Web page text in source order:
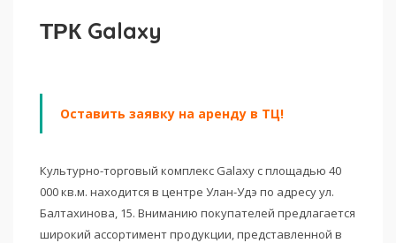
ТРК Galaxy
Оставить заявку на аренду в ТЦ!
Культурно-торговый комплекс Galaxy с площадью 40
000 кв.м. находится в центре Улан-Удэ по адресу ул.
Балтахинова, 15. Вниманию покупателей предлагается
широкий ассортимент продукции, представленной в